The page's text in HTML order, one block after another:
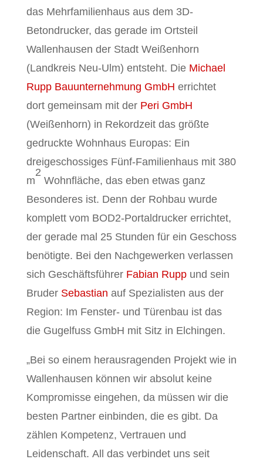
das Mehrfamilienhaus aus dem 3D-
Betondrucker, das gerade im Ortsteil
Wallenhausen der Stadt Weißenhorn
(Landkreis Neu-Ulm) entsteht. Die Michael
Rupp Bauunternehmung GmbH errichtet
dort gemeinsam mit der Peri GmbH
(Weißenhorn) in Rekordzeit das größte
gedruckte Wohnhaus Europas: Ein
dreigeschossiges Fünf-Familienhaus mit 380
m
2
Wohnfläche, das eben etwas ganz
Besonderes ist. Denn der Rohbau wurde
komplett vom BOD2-Portaldrucker errichtet,
der gerade mal 25 Stunden für ein Geschoss
benötigte. Bei den Nachgewerken verlassen
sich Geschäftsführer Fabian Ruppund sein
Bruder Sebastian auf Spezialisten aus der
Region: Im Fenster- und Türenbau ist das
die Gugelfuss GmbH mit Sitz in Elchingen.
„Bei so einem herausragenden Projekt wie in
Wallenhausen können wir absolut keine
Kompromisse eingehen, da müssen wir die
besten Partner einbinden, die es gibt. Da
zählen Kompetenz, Vertrauen und
Leidenschaft. All das verbindet uns seit